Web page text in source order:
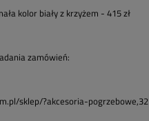
kolor biały z krzyżem - 415 zł
zamówień:
sklep/?akcesoria-pogrzebowe,32